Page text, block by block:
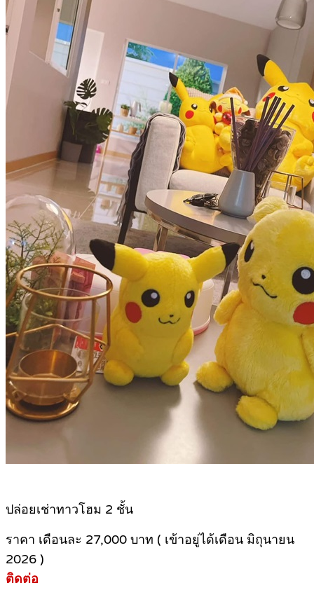
ปล่อยเช่าทาวโฮม 2 ชั้น
ราคา เดือนละ 27,000 บาท ( เข้าอยู่ได้เดือน มิถุนายน
2026 )
ติดต่อ